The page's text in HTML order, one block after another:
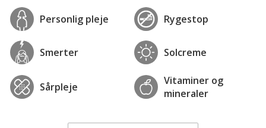
Personlig pleje Rygestop
Smerter Solcreme
Sårpleje
Vitaminer og
mineraler